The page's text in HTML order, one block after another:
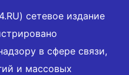
сетевое издание
в сфере связи,
и массовых